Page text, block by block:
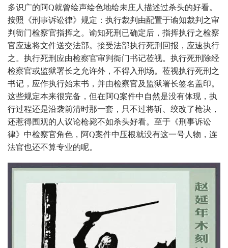
多识广的阿Q就曾绘声绘色地给未庄人描述过杀头的好看。
按照《刑事诉讼律》规定：执行裁判由配置于谕知裁判之审
判衙门检察官指挥之。谕知死刑已确定后，指挥执行之检察
官应速将文件送交法部。接受法部执行死刑回报，应速执行
之。执行死刑应由检察官审判衙门书记莅视。执行死刑除经
检察官或监狱署长之允许外，不得入刑场。莅视执行死刑之
书记，应作执行始末书，并由检察官及监狱署长签名盖印。
这些规定本来很完备，但在阿Q案件中自然是没有体现，执
行过程还是沿袭前清时那一套，只不过将斩、绞改了枪决，
还惹得围观的人议论枪毙不如杀头好看。至于《刑事诉讼
律》中检察官角色，阿Q案件中压根就没有这一号人物，连
法官也还不算专业的呢。